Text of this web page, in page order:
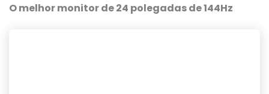
O melhor monitor de 24 polegadas de 144Hz